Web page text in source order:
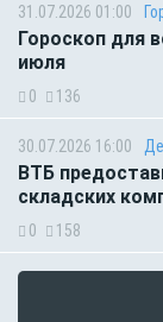
31.07.2026 01:00
Гороскоп для
июля
0 136
30.07.2026 16:00
ВТБ
складских
0 158